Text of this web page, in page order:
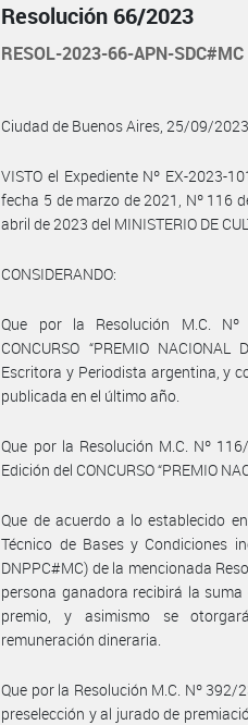
Resolución 66/2023
RESOL-2023-66-APN-SDC#MC
Ciudad de Buenos Aires, 25/09/2023
VISTO el Expediente Nº EX-2023-
fecha 5 de marzo de 2021, Nº 116
abril de 2023 del MINISTERIO DE
CONSIDERANDO:
Que por la Resolución M.C. Nº
CONCURSO “PREMIO
Escritora y Periodista argentina, y
publicada en el último año.
Que por la Resolución M.C. Nº
Edición del CONCURSO “PREMIO
Que de acuerdo a lo establecido
Técnico de Bases y Condiciones
DNPPC#MC) de la mencionada
persona ganadora recibirá la suma
premio, y asimismo se
remuneración dineraria.
Que por la Resolución M.C. Nº 392/
preselección y al jurado de